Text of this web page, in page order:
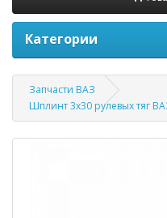
Категории
Запчасти ВАЗ
Шплинт 3х30 рулевых тяг